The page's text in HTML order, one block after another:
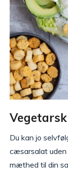
Du kan jo
cæsarsalat uden
mæthed til din